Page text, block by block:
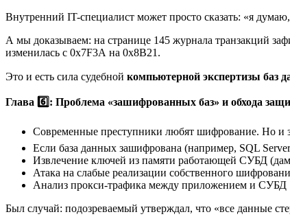
Внутренний IT-специалист может просто сказать: «я
А мы доказываем: на странице 145 журнала транзакций
изменилась с 0x7F3A на 0x8B21.
Это и есть сила судебной компьютерной экспертизы баз
Глава 6️⃣: Проблема «зашифрованных баз» и обхода
Современные преступники любят шифрование. Но и
Если база данных зашифрована (например, SQL
Извлечение ключей из памяти работающей СУБД
Атака на слабые реализации собственного
Анализ прокси-трафика между приложением и
Был случай: подозреваемый утверждал, что «все данные